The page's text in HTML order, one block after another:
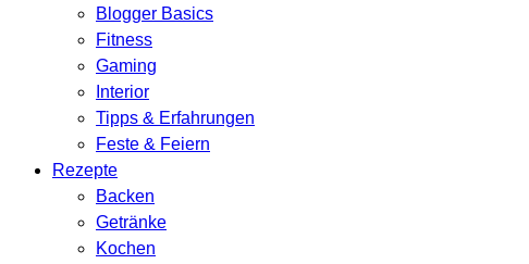
Blogger Basics
Fitness
Gaming
Interior
Tipps & Erfahrungen
Feste & Feiern
Rezepte
Backen
Getränke
Kochen